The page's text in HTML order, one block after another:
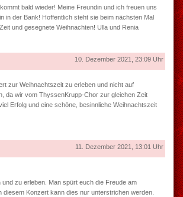
bald wieder! Meine Freundin und ich freuen uns
in der Bank! Hoffentlich steht sie beim nächsten Mal
und gesegnete Weihnachten! Ulla und Renia
10. Dezember 2021, 23:09 Uhr
zur Weihnachtszeit zu erleben und nicht auf
da wir vom ThyssenKrupp-Chor zur gleichen Zeit
Erfolg und eine schöne, besinnliche Weihnachtszeit
11. Dezember 2021, 13:01 Uhr
zu erleben. Man spürt euch die Freude am
Konzert kann dies nur unterstrichen werden.